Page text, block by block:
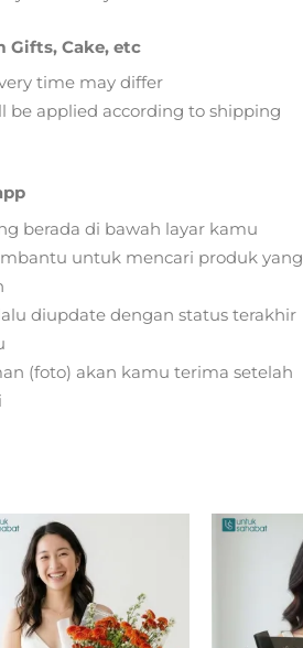
Gifts, Cake, etc
time may differ
be applied according to shipping
berada di bawah layar kamu
untuk mencari produk yang
diupdate dengan status terakhir
(foto) akan kamu terima setelah